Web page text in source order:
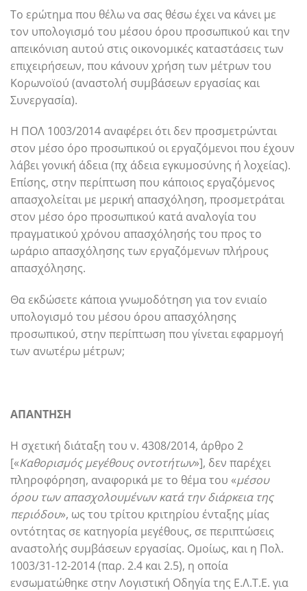
Το ερώτημα που θέλω να σας θέσω έχει να κάνει με
τον υπολογισμό του μέσου όρου προσωπικού και την
απεικόνιση αυτού στις οικονομικές καταστάσεις των
επιχειρήσεων, που κάνουν χρήση των μέτρων του
Κορωνοϊού (αναστολή συμβάσεων εργασίας και
Συνεργασία).
Η ΠΟΛ 1003/2014 αναφέρει ότι δεν προσμετρώνται
στον μέσο όρο προσωπικού οι εργαζόμενοι που έχουν
λάβει γονική άδεια (πχ άδεια εγκυμοσύνης ή λοχείας).
Επίσης, στην περίπτωση που κάποιος εργαζόμενος
απασχολείται με μερική απασχόληση, προσμετράται
στον μέσο όρο προσωπικού κατά αναλογία του
πραγματικού χρόνου απασχόλησής του προς το
ωράριο απασχόλησης των εργαζόμενων πλήρους
απασχόλησης.
Θα εκδώσετε κάποια γνωμοδότηση για τον ενιαίο
υπολογισμό του μέσου όρου απασχόλησης
προσωπικού, στην περίπτωση που γίνεται εφαρμογή
των ανωτέρω μέτρων;
ΑΠΑΝΤΗΣΗ
Η σχετική διάταξη του ν. 4308/2014, άρθρο 2
[«Καθορισμός μεγέθους οντοτήτων»], δεν παρέχει
πληροφόρηση, αναφορικά με το θέμα του «μέσου
όρου των απασχολουμένων κατά την διάρκεια της
περιόδου», ως του τρίτου κριτηρίου ένταξης μίας
οντότητας σε κατηγορία μεγέθους, σε περιπτώσεις
αναστολής συμβάσεων εργασίας. Ομοίως, και η Πολ.
1003/31-12-2014 (παρ. 2.4 και 2.5), η οποία
ενσωματώθηκε στην Λογιστική Οδηγία της Ε.Λ.Τ.Ε. για